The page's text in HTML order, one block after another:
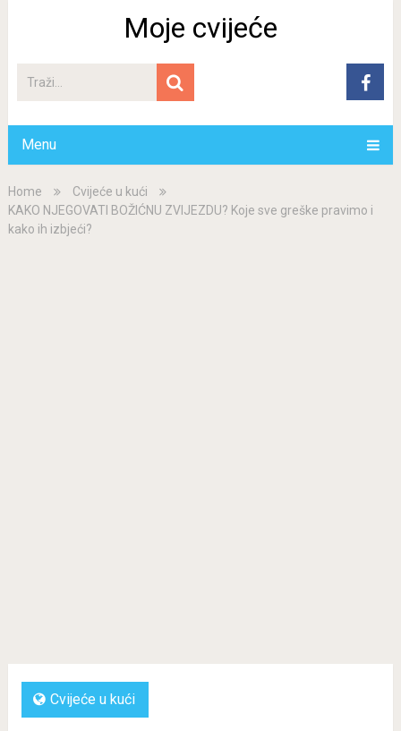
Moje cvijeće
Menu
Home
Cvijeće u kući
KAKO NJEGOVATI BOŽIĆNU ZVIJEZDU? Koje sve greške pravimo i
kako ih izbjeći?
Cvijeće u kući